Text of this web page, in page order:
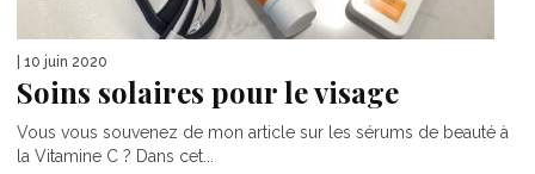
| 10 juin 2020
Soins solaires pour le visage
Vous vous souvenez de mon article sur les sérums de beauté à
la Vitamine C ? Dans cet...